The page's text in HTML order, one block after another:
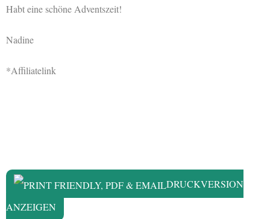
Habt eine schöne Adventszeit!
Nadine
*Affiliatelink
DRUCKVERSION
ANZEIGEN